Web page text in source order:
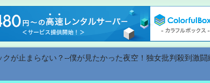
が止まらない？--僕が見たかった夜空！独女批判殺到激